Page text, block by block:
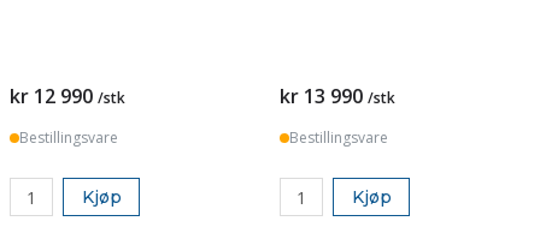
kr 12 990 /stk
Bestillingsvare
Kjøp
kr 13 990 /stk
Bestillingsvare
Kjøp